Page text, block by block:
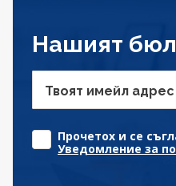
Нашият
Твоят имейл адрес
Прочетох и се
Уведомление за